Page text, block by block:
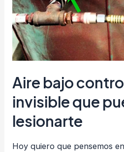
Aire bajo
invisible que
lesionarte
Hoy quiero que pensemos